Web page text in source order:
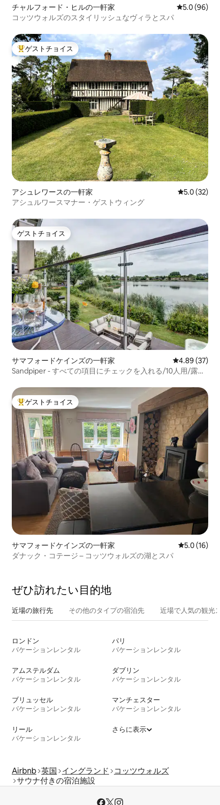
チャルフォード・ヒルの一軒家 レビュー96
5.0 (96)
コッツウォルズのスタイリッシュなヴィラとスパ
大好評のゲストチョイスです。
ゲストチョイス
アシュレワースの一軒家 レビュー32
5.0 (32)
アシュルワースマナー・ゲストウィング
ゲストチョイス
ゲストチョイス
サマフォードケインズの一軒家 レビュー37
4.89 (37)
Sandpiper - すべての項目にチェックを入れる/10人用/露天
大好評のゲストチョイスです。
ゲストチョイス
サマフォードケインズの一軒家 レビュー16
5.0 (16)
ダナック・コテージ – コッツウォルズの湖とスパ
ぜひ訪⁠れ⁠た⁠い目⁠的⁠地
近場の旅行先 その他のタ⁠イ⁠プ⁠の宿⁠泊⁠先 近場で人気の観光
ロンドン
バケーションレンタル
パリ
バケーションレンタル
アムステルダム
バケーションレンタル
ダブリン
バケーションレンタル
ブリュッセル
バケーションレンタル
マンチェスター
バケーションレンタル
リール
バケーションレンタル
さらに表示
Airbnb 英国 イングランド
コッツウォルズ
サウナ付きの宿泊施設